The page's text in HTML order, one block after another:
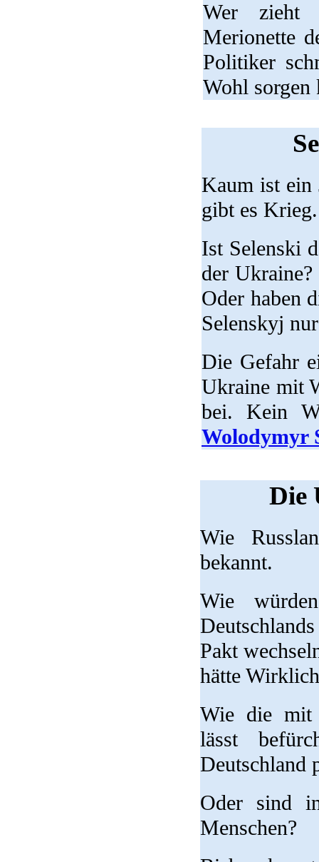
Wer zieht
Merionette
Politiker
Wohl sorgen
Kaum ist ein
gibt es Krieg.
Ist Selenski
der
Oder haben
Selenskyj
Die Gefahr
Ukraine mit
bei. Kein
Wolodymyr
Die
Wie
bekannt.
Wie
Pakt
hätte
Wie die mit
lässt
Deutschland
Oder sind
Menschen?